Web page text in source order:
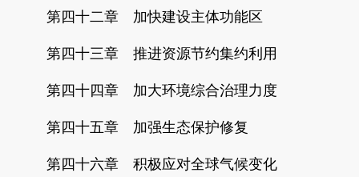
第四十二章 加快建设主体功能区
第四十三章 推进资源节约集约利用
第四十四章 加大环境综合治理力度
第四十五章 加强生态保护修复
第四十六章 积极应对全球气候变化